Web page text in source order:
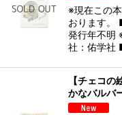
※現在この
おります。
発行年不明
社：佑学社
【チェコ
かなバルバ